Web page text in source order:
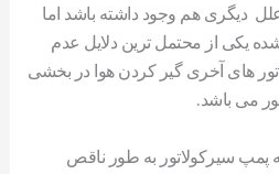
علل دیگری هم وجود داشته باشد اما
یکی از محتمل ترین دلایل عدم
های آخری گیر کردن هوا در بخشی
می باشد.
پمپ سیرکولاتور به طور ناقص